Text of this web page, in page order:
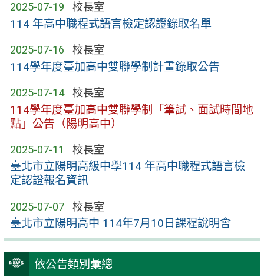
2025-07-19 校長室
114 年高中職程式語言檢定認證錄取名單
2025-07-16 校長室
114學年度臺加高中雙聯學制計畫錄取公告
2025-07-14 校長室
114學年度臺加高中雙聯學制「筆試、面試時間地
點」公告（陽明高中）
2025-07-11 校長室
臺北市立陽明高級中學114 年高中職程式語言檢
定認證報名資訊
2025-07-07 校長室
臺北市立陽明高中 114年7月10日課程說明會
依公告類別彙總